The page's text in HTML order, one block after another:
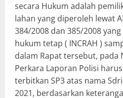
secara Hukum adalah
lahan yang diperoleh lewat
384/2008 dan 385/2008
hukum tetap ( INCRAH )
dalam Rapat tersebut, pada
Perkara Laporan Polisi
terbitkan SP3 atas nama
2021, berdasarkan